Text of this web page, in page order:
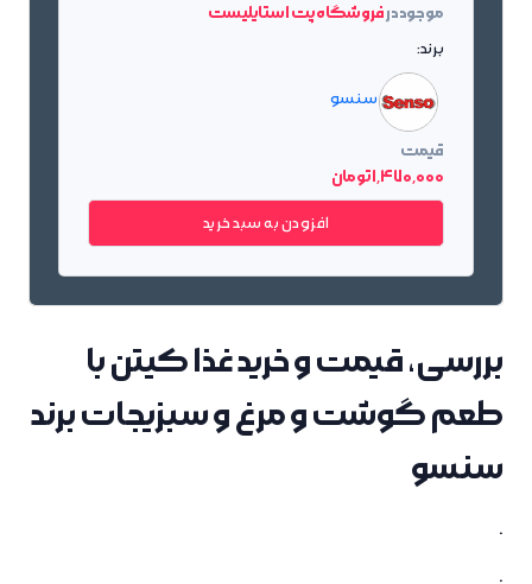
موجود درفروشگاه پت استایلیست
برند:
سنسو
قیمت
1٬470٬000 تومان
افزودن به سبد خرید
بررسی، قیمت و خرید غذا کیتن با
طعم گوشت و مرغ و سبزیجات برند
سنسو
.
.